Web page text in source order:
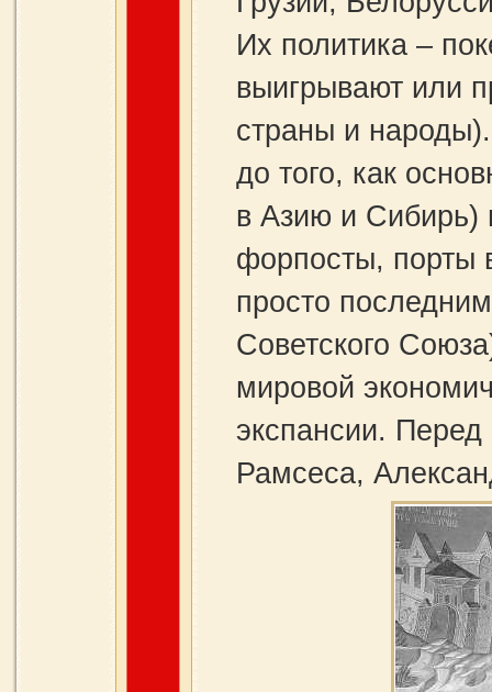
Их политика –
выигрывают или
страны и
до того, как
в Азию и Сибирь)
форпосты, порты
просто
Советского
мировой
экспансии.
Рамсеса,